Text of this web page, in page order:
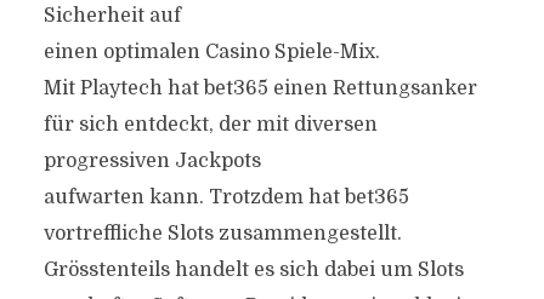
Sicherheit auf
einen optimalen Casino Spiele-Mix.
Mit Playtech hat bet365 einen Rettungsanker
für sich entdeckt, der mit diversen
progressiven Jackpots
aufwarten kann. Trotzdem hat bet365
vortreffliche Slots zusammengestellt.
Grösstenteils handelt es sich dabei um Slots